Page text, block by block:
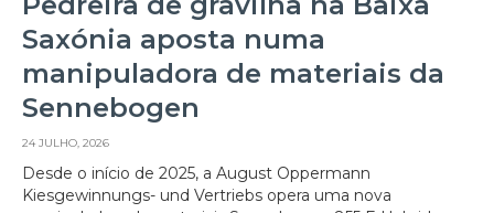
Saxónia aposta numa
manipuladora de materiais da
Sennebogen
24 JULHO, 2026
Desde o início de 2025, a August Oppermann
Kiesgewinnungs- und Vertriebs opera uma nova